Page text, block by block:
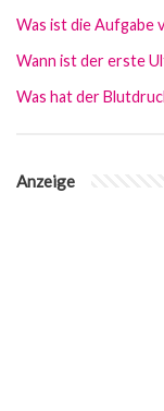
Was ist die Aufgabe
Wann ist der erste
Was hat der
Anzeige